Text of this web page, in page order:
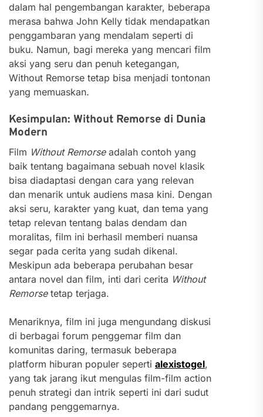
dalam hal pengembangan karakter, beberapa
merasa bahwa John Kelly tidak mendapatkan
penggambaran yang mendalam seperti di
buku. Namun, bagi mereka yang mencari film
aksi yang seru dan penuh ketegangan,
Without Remorse tetap bisa menjadi tontonan
yang memuaskan.
Kesimpulan: Without Remorse di Dunia
Modern
Film Without Remorseadalah contoh yang
baik tentang bagaimana sebuah novel klasik
bisa diadaptasi dengan cara yang relevan
dan menarik untuk audiens masa kini. Dengan
aksi seru, karakter yang kuat, dan tema yang
tetap relevan tentang balas dendam dan
moralitas, film ini berhasil memberi nuansa
segar pada cerita yang sudah dikenal.
Meskipun ada beberapa perubahan besar
antara novel dan film, inti dari cerita Without
Remorsetetap terjaga.
Menariknya, film ini juga mengundang diskusi
di berbagai forum penggemar film dan
komunitas daring, termasuk beberapa
platform hiburan populer seperti alexistogel,
yang tak jarang ikut mengulas film-film action
penuh strategi dan intrik seperti ini dari sudut
pandang penggemarnya.